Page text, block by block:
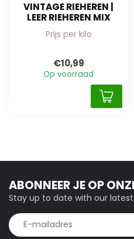
VINTAGE RIEHEREN |
LEER RIEHEREN MIX
Prijs per kilo
€10,99
Op voorraad
ABONNEER JE OP
Stay up to date with our